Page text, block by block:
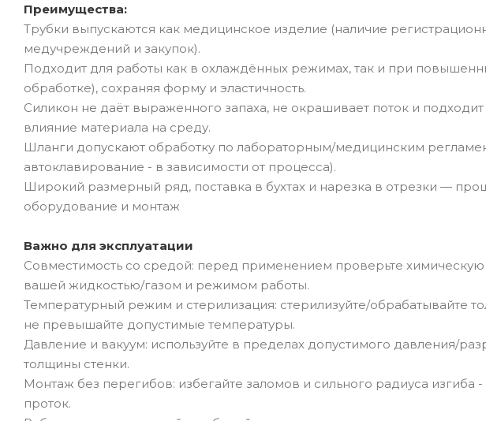
Преимущества:
Трубки выпускаются как медицинское изделие (наличие
медучреждений и закупок).
Подходит для работы как в охлаждённых режимах, так и при
обработке), сохраняя форму и эластичность.
Силикон не даёт выраженного запаха, не окрашивает поток и
влияние материала на среду.
Шланги допускают обработку по лабораторным/медицинским
автоклавирование - в зависимости от процесса).
Широкий размерный ряд, поставка в бухтах и нарезка в отрезки —
оборудование и монтаж
Важно для эксплуатации
Совместимость со средой: перед применением проверьте
вашей жидкостью/газом и режимом работы.
Температурный режим и стерилизация: стерилизуйте/обрабатывайте
не превышайте допустимые температуры.
Давление и вакуум: используйте в пределах допустимого давления/
толщины стенки.
Монтаж без перегибов: избегайте заломов и сильного радиуса изгиба
проток.